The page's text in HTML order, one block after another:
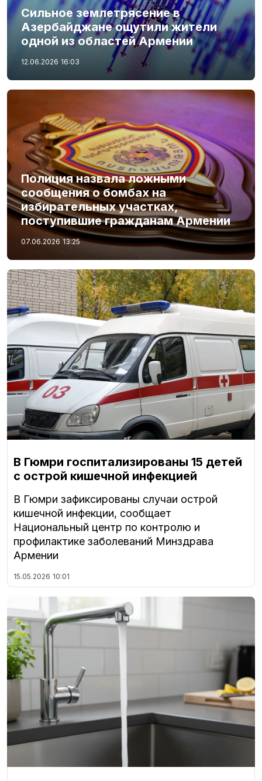
Сильное землетрясение в
Азербайджане ощутили жители
одной из областей Армении
12.06.2026 16:03
Полиция назвала ложными
сообщения о бомбах на
избирательных участках,
поступившие гражданам Армении
07.06.2026 13:25
В Гюмри госпитализированы 15 детей
с острой кишечной инфекцией
В Гюмри зафиксированы случаи острой
кишечной инфекции, сообщает
Национальный центр по контролю и
профилактике заболеваний Минздрава
Армении
15.05.2026 10:01